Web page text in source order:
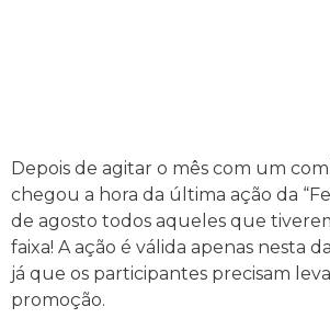
Depois de agitar o mês com um
chegou a hora da última ação da
de agosto todos aqueles que
faixa! A ação é válida apenas nesta
já que os participantes precisam
promoção.